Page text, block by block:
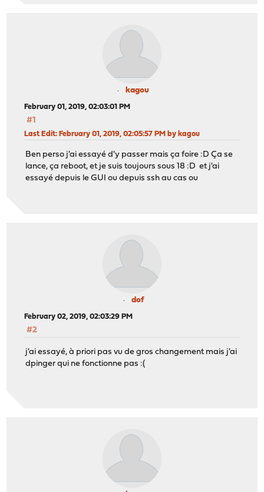
kagou
February 01, 2019, 02:03:01 PM
#1
Last Edit: February 01, 2019, 02:05:57 PM by kagou
Ben perso j'ai essayé d'y passer mais ça foire :D Ça se
lance, ça reboot, et je suis toujours sous 18 :D et j'ai
essayé depuis le GUI ou depuis ssh au cas ou
dof
February 02, 2019, 02:03:29 PM
#2
j'ai essayé, à priori pas vu de gros changement mais j'ai
dpinger qui ne fonctionne pas :(